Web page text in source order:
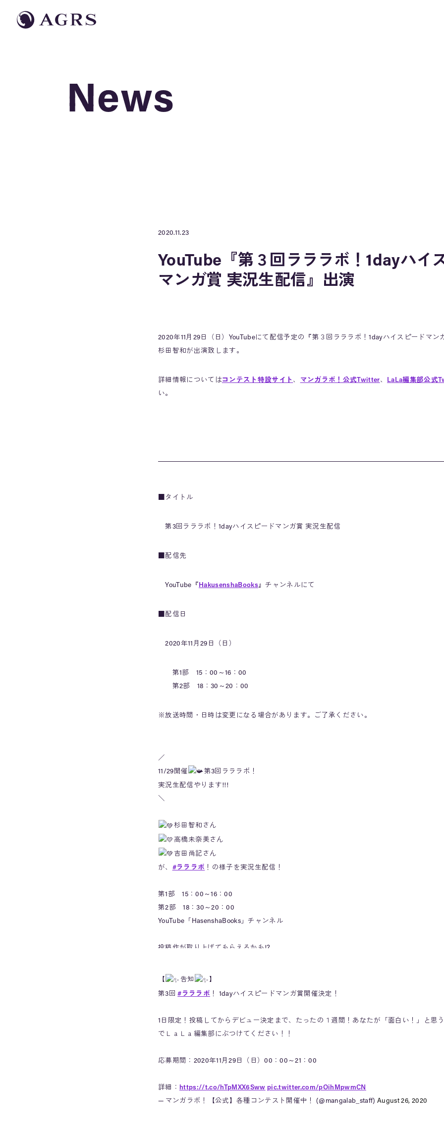
News
News
2020.11.23
YouTube『第３回ラララボ！1dayハイ
マンガ賞 実況生配信』出演
2020年11月29日（日）YouTubeにて配信予定の『第３回ラララボ！1dayハイスピードマン
杉田智和が出演致します。
詳細情報についてはコンテスト特設サイト 、 マンガラボ！公式Twitter、 LaLa編集部公式
い。
■タイトル
第3回ラララボ！1dayハイスピードマンガ賞 実況生配信
■配信先
YouTube『 HakusenshaBooks』チャンネルにて
■配信日
2020年11月29日（日）
第1部 15：00～16：00
第2部 18：30～20：00
※放送時間・日時は変更になる場合があります。ご了承ください。
／
11/29開催 第3回ラララボ！
実況生配信やります!!!
＼
杉田智和さん
高橋未奈美さん
吉田尚記さん
が、 #ラララボ ！の様子を実況生配信！
第1部 15：00～16：00
第2部 18：30～20：00
YouTube「HasenshaBooks」チャンネル
投稿作が取り上げてもらえるかも!?
— LaLa編集部 (@LaLa_info)
【 告知 】
第3回#ラララボ ！ 1dayハイスピードマンガ賞開催決定！
1日限定！投稿してからデビュー決定まで、たったの１週間！あなたが「面白い！」と思
でＬａＬａ編集部にぶつけてください！！
応募期間：2020年11月29日（日）00：00～21：00
詳細： https://t.co/hTpMXX6Sww pic.twitter.com/pOihMpwmCN
— マンガラボ！【公式】各種コンテスト開催中！ (@mangalab_staff)August 26, 2020